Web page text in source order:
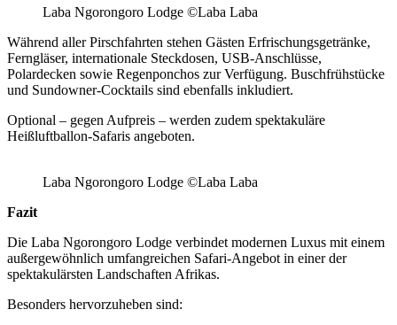
Laba Ngorongoro Lodge ©Laba Laba
Während aller Pirschfahrten stehen Gästen Erfrischungsgetränke,
Ferngläser, internationale Steckdosen, USB-Anschlüsse,
Polardecken sowie Regenponchos zur Verfügung. Buschfrühstücke
und Sundowner-Cocktails sind ebenfalls inkludiert.
Optional – gegen Aufpreis – werden zudem spektakuläre
Heißluftballon-Safaris angeboten.
Laba Ngorongoro Lodge ©Laba Laba
Fazit
Die Laba Ngorongoro Lodge verbindet modernen Luxus mit einem
außergewöhnlich umfangreichen Safari-Angebot in einer der
spektakulärsten Landschaften Afrikas.
Besonders hervorzuheben sind: